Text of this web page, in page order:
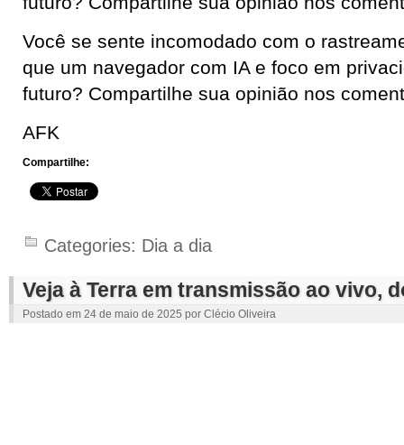
Você se sente incomodado com o
que um navegador com IA e foco em
futuro? Compartilhe sua opinião nos
AFK
Compartilhe:
Categories: Dia a dia
Veja à Terra em transmissão ao vivo,
Postado em 24 de maio de 2025 por Clécio Oliveira